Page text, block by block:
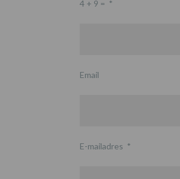
4 + 9 = *
Email
E-mailadres *